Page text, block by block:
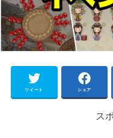
ツイート シェア
ス